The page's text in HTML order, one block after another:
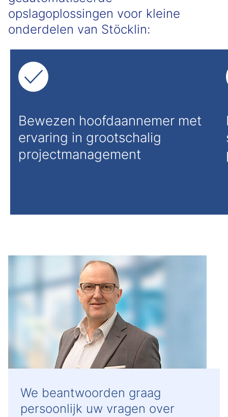
opslagoplossingen voor kleine
onderdelen van Stöcklin:
Bewezen hoofdaannemer met
ervaring in grootschalig
projectmanagement
We beantwoorden graag
persoonlijk uw vragen over